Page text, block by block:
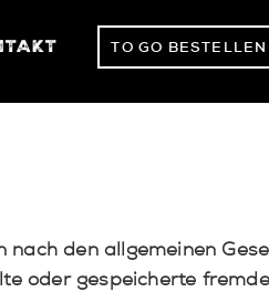
TO GO BESTELLEN
den allgemeinen
oder gespeicherte